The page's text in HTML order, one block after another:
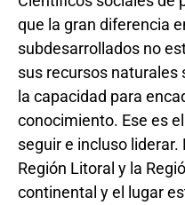
que la gran diferencia
subdesarrollados no
sus recursos
la capacidad para
conocimiento. Ese es
seguir e incluso
Región Litoral y la
continental y el lugar